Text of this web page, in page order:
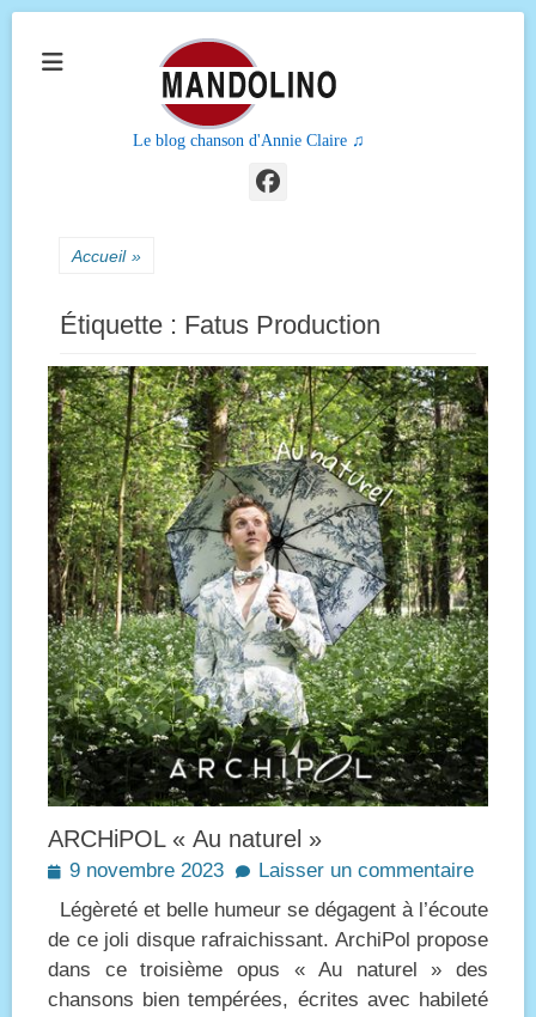
Le blog chanson d'Annie Claire ♫
Facebook
Accueil »
Étiquette : Fatus Production
ARCHiPOL « Au naturel »
Posted
9 novembre 2023
Laisser un commentaire
Légèreté et belle humeur se dégagent à l’écoute
de ce joli disque rafraichissant. ArchiPol propose
dans ce troisième opus « Au naturel » des
chansons bien tempérées, écrites avec habileté